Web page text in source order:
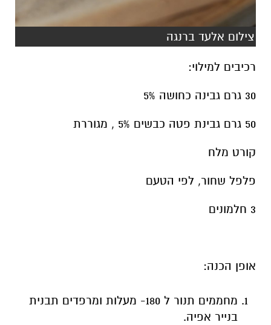
צילום אלעד ברנגה
רכיבים למילוי:
30 גרם גבינה כחושה 5%
50 גרם גבינת פטה כבשים 5% , מגוררת
קורט מלח
פלפל שחור, לפי הטעם
3 חלמונים
אופן הכנה:
מחממים תנור ל 180- מעלות ומרפדים תבנית
בנייר אפיה.